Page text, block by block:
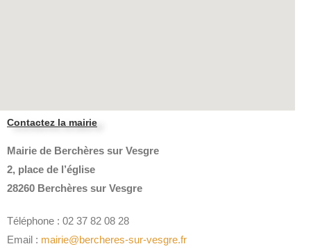
Contactez la mairie
Mairie de Berchères sur Vesgre
2, place de l’église
28260 Berchères sur Vesgre
Téléphone : 02 37 82 08 28
Email : mairie@bercheres-sur-vesgre.fr